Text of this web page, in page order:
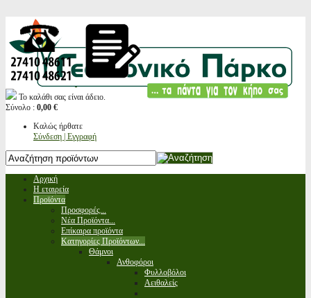
Το καλάθι σας είναι άδειο.
Σύνολο : 0,00 €
Καλώς ήρθατε
Σύνδεση | Εγγραφή
Αρχική
Η εταιρεία
Προϊόντα
Προσφορές...
Νέα Προϊόντα...
Επίκαιρα προϊόντα
Κατηγορίες Προϊόντων...
Θάμνοι
Ανθοφόροι
Φυλλοβόλοι
Αειθαλείς